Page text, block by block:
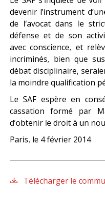
devenir l’instrument
de l’avocat dans le
défense et de son
avec conscience, et
incriminés, bien que
débat disciplinaire,
la moindre qualification
Le SAF espère en
cassation formé par
d’obtenir le droit à un
Paris, le 4 février 2014
Télécharger le